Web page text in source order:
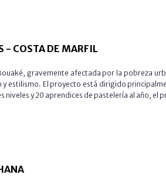
- COSTA DE MARFIL
gravemente afectada por la pobreza
estilismo. El proyecto está dirigido
niveles y 20 aprendices de pastelería al año, el